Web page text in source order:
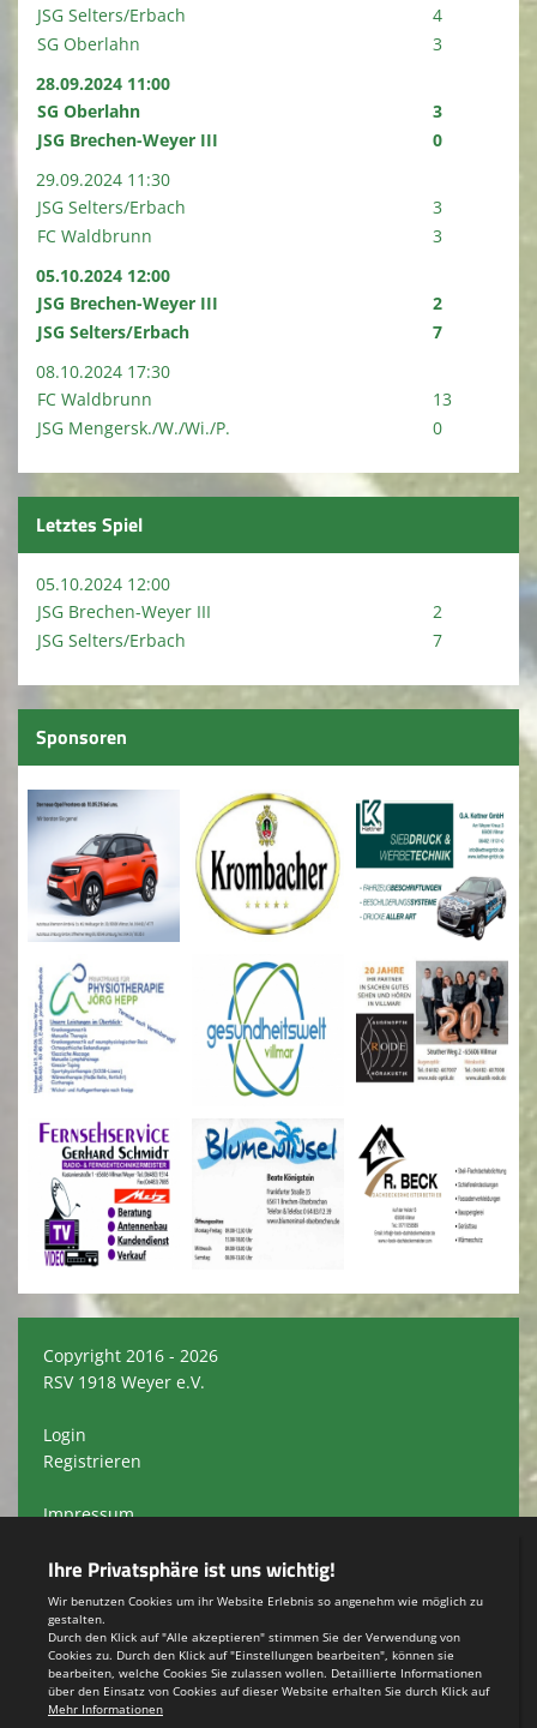
JSG Selters/Erbach
4
SG Oberlahn
3
28.09.2024 11:00
SG Oberlahn
3
JSG Brechen-Weyer III
0
29.09.2024 11:30
JSG Selters/Erbach
3
FC Waldbrunn
3
05.10.2024 12:00
JSG Brechen-Weyer III
2
JSG Selters/Erbach
7
08.10.2024 17:30
FC Waldbrunn
13
JSG Mengersk./W./Wi./P.
0
Letztes Spiel
05.10.2024 12:00
JSG Brechen-Weyer III
2
JSG Selters/Erbach
7
Sponsoren
Copyright 2016 - 2026
RSV 1918 Weyer e.V.
Login
Registrieren
Impressum
Teamsports 2
Dein Sportverein online